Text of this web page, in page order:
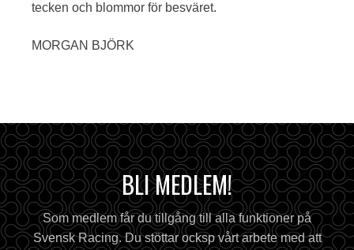
tecken och blommor för besväret.
MORGAN BJÖRK
BLI MEDLEM!
Som medlem får du tillgång till alla funktioner på
Svensk Racing. Du stöttar ocksp vårt arbete med att